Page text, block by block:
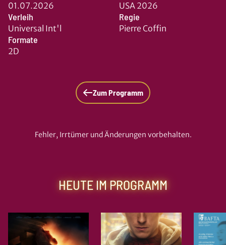
01.07.2026 USA 2026
Verleih
Universal Int'l
Regie
Pierre Coffin
Formate
2D
Zum Programm
Fehler, Irrtümer und Änderungen vorbehalten.
HEUTE IM PROGRAMM